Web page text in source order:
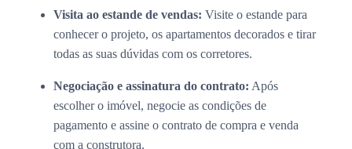
Visita ao estande de vendas: Visite o estande para
conhecer o projeto, os apartamentos decorados e tirar
todas as suas dúvidas com os corretores.
Negociação e assinatura do contrato: Após
escolher o imóvel, negocie as condições de
pagamento e assine o contrato de compra e venda
com a construtora.